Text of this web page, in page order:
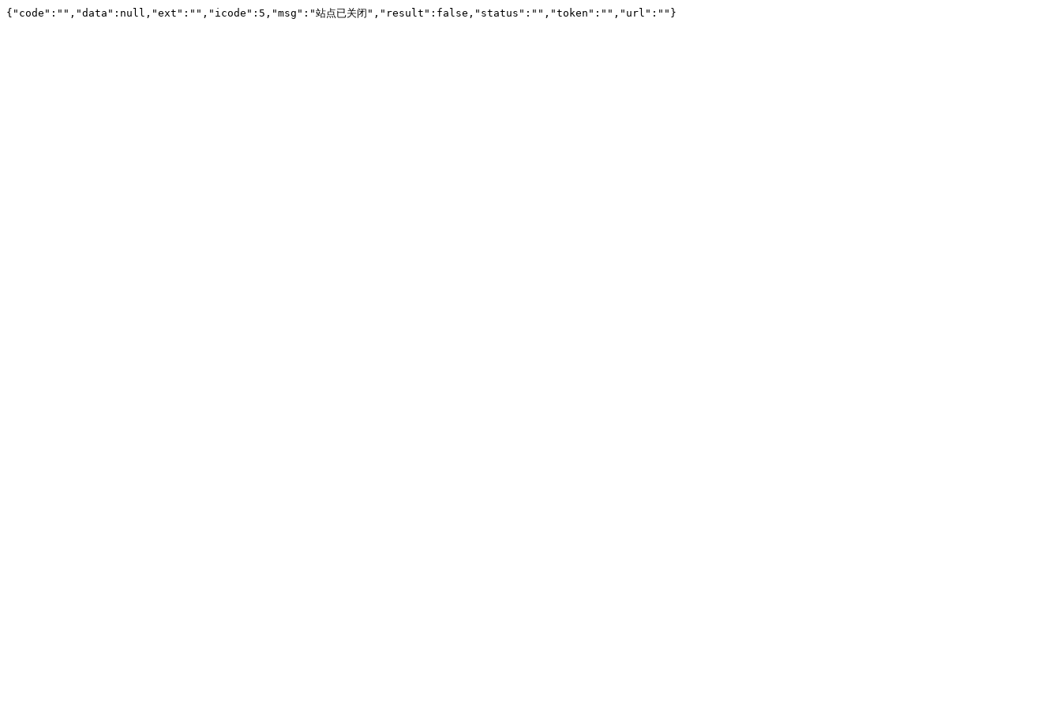
{"code":"","data":null,"ext":"","icode":5,"msg":"站点已关闭","result":false,"status":"","token":"","url":""}